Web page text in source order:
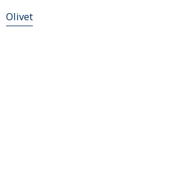
Olivet